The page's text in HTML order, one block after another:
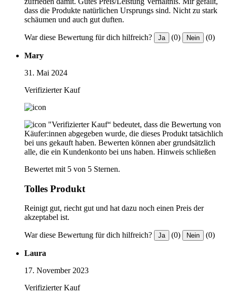
dass die Produkte natürlichen Ursprungs sind. Nicht zu stark
schäumen und auch gut duften.
War diese Bewertung für dich hilfreich? Ja (0) Nein (0)
Mary
31. Mai 2024
Verifizierter Kauf
"Verifizierter Kauf“ bedeutet, dass die Bewertung von
Käufer:innen abgegeben wurde, die dieses Produkt tatsächlich
bei uns gekauft haben. Bewerten können aber grundsätzlich
alle, die ein Kundenkonto bei uns haben. Hinweis schließen
Bewertet mit 5 von 5 Sternen.
Tolles Produkt
Reinigt gut, riecht gut und hat dazu noch einen Preis der
akzeptabel ist.
War diese Bewertung für dich hilfreich? Ja (0) Nein (0)
Laura
17. November 2023
Verifizierter Kauf